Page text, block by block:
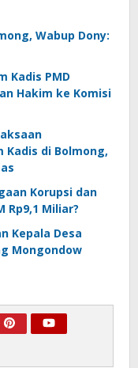
Wabup Dony:
Kadis PMD
Hakim ke Komisi
Kadis di Bolmong,
Korupsi dan
Rp9,1 Miliar?
Kepala Desa
Mongondow